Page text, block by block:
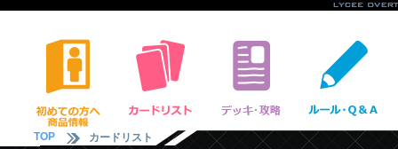
TOP カードリスト